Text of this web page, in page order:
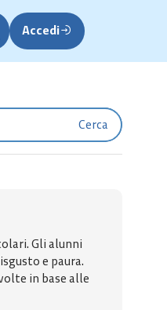
Accedi
Cerca
Gli alunni
e paura.
in base alle